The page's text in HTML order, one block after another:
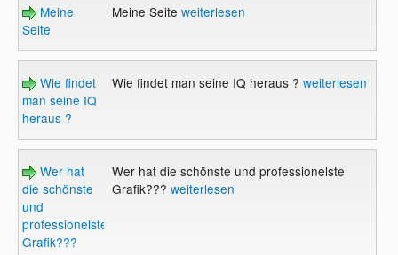
Meine
Seite
Meine Seite weiterlesen
Wie findet
man seine IQ
heraus ?
Wie findet man seine IQ heraus ? weiterlesen
Wer hat
die schönste
und
professionelste
Grafik???
Wer hat die schönste und professionelste
Grafik??? weiterlesen